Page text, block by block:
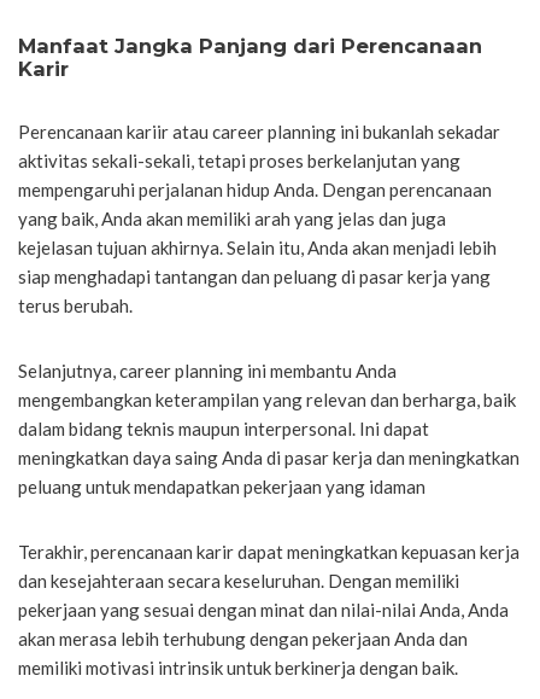
Manfaat Jangka Panjang dari Perencanaan
Karir
Perencanaan kariir atau career planning ini bukanlah sekadar
aktivitas sekali-sekali, tetapi proses berkelanjutan yang
mempengaruhi perjalanan hidup Anda. Dengan perencanaan
yang baik, Anda akan memiliki arah yang jelas dan juga
kejelasan tujuan akhirnya. Selain itu, Anda akan menjadi lebih
siap menghadapi tantangan dan peluang di pasar kerja yang
terus berubah.
Selanjutnya, career planning ini membantu Anda
mengembangkan keterampilan yang relevan dan berharga, baik
dalam bidang teknis maupun interpersonal. Ini dapat
meningkatkan daya saing Anda di pasar kerja dan meningkatkan
peluang untuk mendapatkan pekerjaan yang idaman
Terakhir, perencanaan karir dapat meningkatkan kepuasan kerja
dan kesejahteraan secara keseluruhan. Dengan memiliki
pekerjaan yang sesuai dengan minat dan nilai-nilai Anda, Anda
akan merasa lebih terhubung dengan pekerjaan Anda dan
memiliki motivasi intrinsik untuk berkinerja dengan baik.